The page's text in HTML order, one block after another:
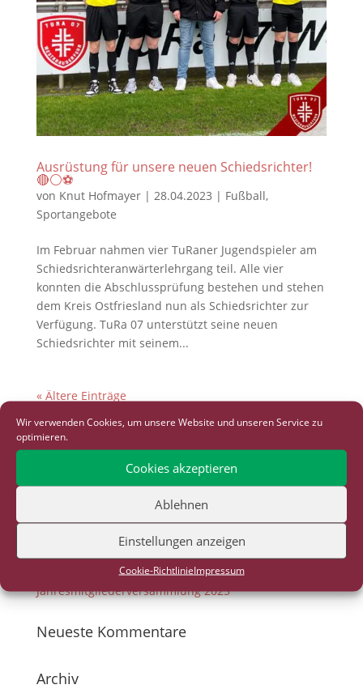
Wir verwenden Cookies, um unsere Website und unseren Service zu
optimieren.
Cookies akzeptieren
Ablehnen
Einstellungen anzeigen
Cookie-RichtlinieImpressum
Ausrüstung für unsere neuen Schiedsrichter!
🔴⚪️⚽️
von Knut Hofmayer| 28.04.2023 | Fußball,
Sportangebote
Im Februar nahmen vier TuRaner Jugendspieler am
Schiedsrichteranwärterlehrgang teil. Alle vier
konnten die Abschlussprüfung bestehen und stehen
dem Kreis Ostfriesland nun als Schiedsrichter zur
Verfügung. TuRa 07 unterstützt seine neuen
Schiedsrichter mit seinem...
« Ältere Einträge
Neueste Beiträge
Tennistraining für Kinder und Jugendliche
Jahresmitgliederversammlung 2026
Jahresmitgliederversammlung 2025
Neueste Kommentare
Archiv